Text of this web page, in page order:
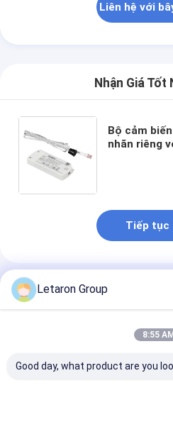
Liên hệ với
Nhận Giá Tốt
Bộ cảm
nhãn riêng
Tiếp tục
Sản Phẩm Khuyến Cáo
Letaron Group
8:55 AM
Good day, what product are you